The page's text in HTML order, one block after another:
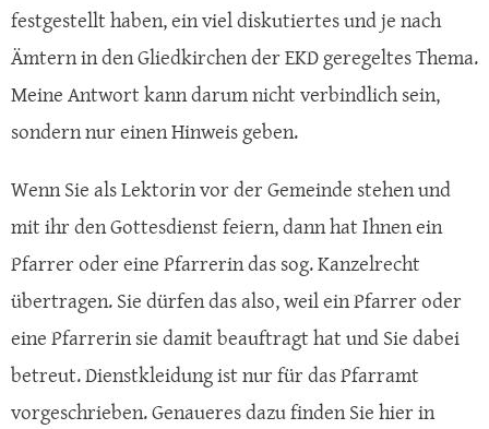
festgestellt haben, ein viel diskutiertes und je nach
Ämtern in den Gliedkirchen der EKD geregeltes Thema.
Meine Antwort kann darum nicht verbindlich sein,
sondern nur einen Hinweis geben.
Wenn Sie als Lektorin vor der Gemeinde stehen und
mit ihr den Gottesdienst feiern, dann hat Ihnen ein
Pfarrer oder eine Pfarrerin das sog. Kanzelrecht
übertragen. Sie dürfen das also, weil ein Pfarrer oder
eine Pfarrerin sie damit beauftragt hat und Sie dabei
betreut. Dienstkleidung ist nur für das Pfarramt
vorgeschrieben. Genaueres dazu finden Sie hier in